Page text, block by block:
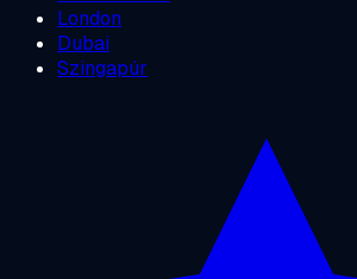
London
Dubai
Szingapúr